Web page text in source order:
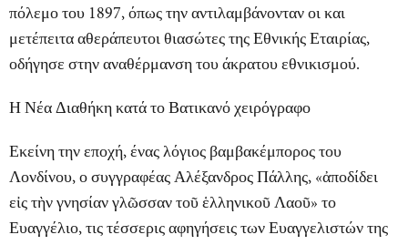
πόλεμο του 1897, όπως την αντιλαμβάνονταν οι και
μετέπειτα αθεράπευτοι θιασώτες της Εθνικής Εταιρίας,
οδήγησε στην αναθέρμανση του άκρατου εθνικισμού.
Η Νέα Διαθήκη κατά το Βατικανό χειρόγραφο
Εκείνη την εποχή, ένας λόγιος βαμβακέμπορος του
Λονδίνου, ο συγγραφέας Αλέξανδρος Πάλλης, «ἀποδίδει
εἰς τὴν γνησίαν γλῶσσαν τοῦ ἑλληνικοῦ Λαοῦ» το
Ευαγγέλιο, τις τέσσερις αφηγήσεις των Ευαγγελιστών της